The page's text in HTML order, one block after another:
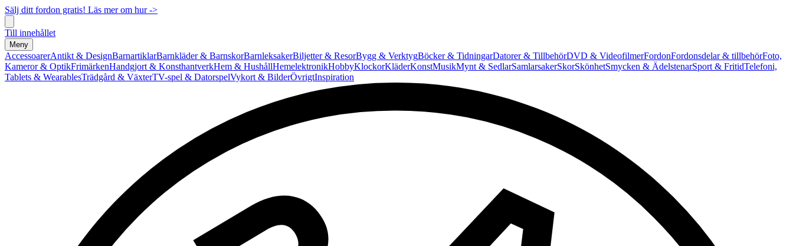
Sälj ditt fordon gratis! Läs mer om hur ->
Till innehållet
Meny
AccessoarerAntikt & DesignBarnartiklarBarnkläder & BarnskorBarnleksakerBiljetter & ResorBygg & VerktygBöcker & TidningarDatorer & TillbehörDVD & VideofilmerFordonFordonsdelar & tillbehörFoto,
Kameror & OptikFrimärkenHandgjort & KonsthantverkHem & HushållHemelektronikHobbyKlockorKläderKonstMusikMynt & SedlarSamlarsakerSkorSkönhetSmycken & ÄdelstenarSport & FritidTelefoni,
Tablets & WearablesTrädgård & VäxterTV-spel & DatorspelVykort & BilderÖvrigtInspiration